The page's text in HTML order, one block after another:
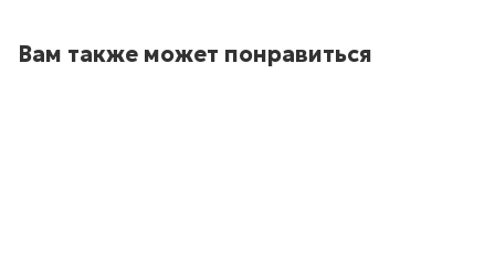
Вам также может понравиться